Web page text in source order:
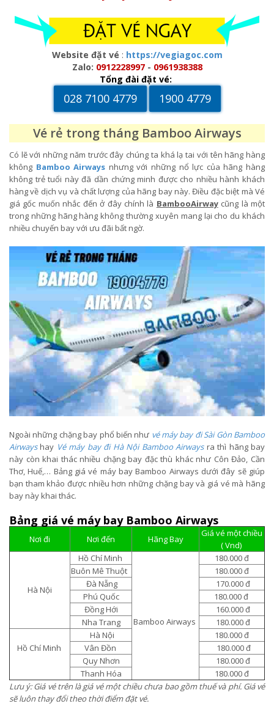
Website đặt vé : https://vegiagoc.com
Zalo: 0912228997- 0961938388
Tổng đài đặt vé:
028 7100 4779 1900 4779
Vé rẻ trong tháng Bamboo Airways
Có lẽ với những năm trước đây chúng ta khá lạ tai với tên hãng hàng
không Bamboo Airways nhưng với những nổ lực của hãng hàng
không trẻ tuổi này đã dần chứng minh được cho nhiều hành khách
hàng về dịch vụ và chất lượng của hãng bay này. Điều đặc biệt mà Vé
giá gốc muốn nhắc đến ở đây chính là BambooAirwaycũng là một
trong những hãng hàng không thường xuyên mang lại cho du khách
nhiều chuyến bay với ưu đãi bất ngờ.
Ngoài những chặng bay phổ biến như vé máy bay đi Sài Gòn Bamboo
Airwayshay Vé máy bay đi Hà Nội Bamboo Airwaysra thì hãng bay
này còn khai thác nhiều chặng bay đặc thù khác như Côn Đảo, Cần
Thơ, Huế,… Bảng giá vé máy bay Bamboo Airways dưới đây sẽ giúp
bạn tham khảo được nhiều hơn những chặng bay và giá vé mà hãng
bay này khai thác.
Bảng giá vé máy bay Bamboo Airways
Nơi đi Nơi đến Hãng Bay
Giá vé một chiều
( Vnd)
Hà Nội
Hồ Chí Minh
Bamboo Airways
180.000 đ
Buôn Mê Thuột
180.000 đ
Đà Nẵng
170.000 đ
Phú Quốc
180.000 đ
Đồng Hới
160.000 đ
Nha Trang
180.000 đ
Hồ Chí Minh
Hà Nội
180.000 đ
Vân Đồn
180.000 đ
Quy Nhơn
180.000 đ
Thanh Hóa
180.000 đ
Lưu ý: Giá vé trên là giá vé một chiều chưa bao gồm thuế và phí. Giá vé
sẽ luôn thay đổi theo thời điểm đặt vé.